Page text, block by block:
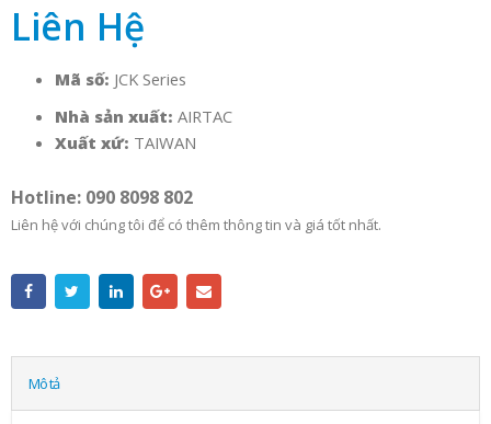
Liên Hệ
Mã số: JCK Series
Nhà sản xuất: AIRTAC
Xuất xứ: TAIWAN
Hotline: 090 8098 802
Liên hệ với chúng tôi để có thêm thông tin và giá tốt nhất.
Mô tả